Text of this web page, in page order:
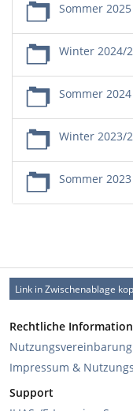
Sommer 2025
Winter 2024/
Sommer 2024
Winter 2023/
Sommer 2023
Link in Zwischenablage
Rechtliche
Nutzungsvereinbarung
Impressum &
Support